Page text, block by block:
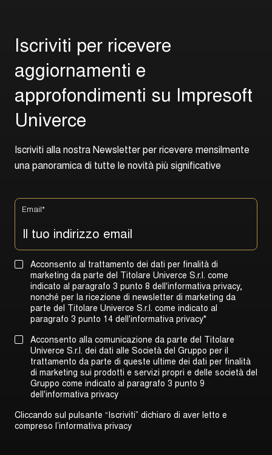
Iscriviti per ricevere
aggiornamenti e
approfondimenti su Impresoft
Univerce
scriviti a a nostra News etter per ricevere mensimente
una panoramica di tutte e novità più significative
Email*
Acconsento al trattamento dei dati per finalità di
marketing da parte del Titolare Univerce S.r.l. come
indicato al paragrafo 3 punto 8 dell'informativa privacy,
nonché per la ricezione di newsletter di marketing da
parte del Titolare Univerce S.r.l. come indicato al
paragrafo 3 punto 14 dell'informativa privacy*
Acconsento alla comunicazione da parte del Titolare
Univerce S.r.l. dei dati alle Società del Gruppo per il
trattamento da parte di queste ultime dei dati per finalità
di marketing sui prodotti e servizi propri e delle società del
Gruppo come indicato al paragrafo 3 punto 9
dell'informativa privacy
Cliccando sul pulsante “Iscriviti” dichiaro di aver letto e
compreso l’informativa privacy